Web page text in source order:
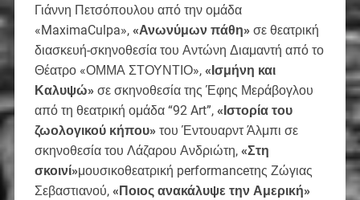
Γιάννη Πετσόπουλου από την ομάδα
«MaximaCulpa», «Ανωνύμων πάθη» σε θεατρική
διασκευή-σκηνοθεσία του Αντώνη Διαμαντή από το
Θέατρο «ΟΜΜΑ ΣΤΟΥΝΤΙΟ», «Ισμήνη και
Καλυψώ»σε σκηνοθεσία της Έφης Μεράβογλου
από τη θεατρική ομάδα “92 Art”, «Ιστορία του
ζωολογικού κήπου»του Έντουαρντ Άλμπι σε
σκηνοθεσία του Λάζαρου Ανδριώτη, «Στη
σκοινί»μουσικοθεατρική performanceτης Ζώγιας
Σεβαστιανού, «Ποιος ανακάλυψε την Αμερική»